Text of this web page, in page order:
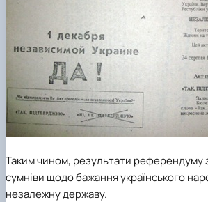
Таким чином, результати референдуму
сумніви щодо бажання українського
незалежну державу.